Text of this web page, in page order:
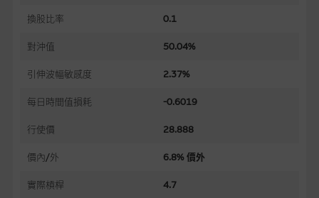
換股比率 0.1
對沖值 50.04%
引伸波幅敏感度 2.37%
每日時間值損耗 -0.6019
行使價 28.888
價內/外 6.8% 價外
實際槓桿 4.7